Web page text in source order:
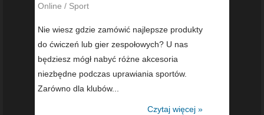
Online / Sport
Nie wiesz gdzie zamówić najlepsze produkty
do ćwiczeń lub gier zespołowych? U nas
będziesz mógł nabyć różne akcesoria
niezbędne podczas uprawiania sportów.
Zarówno dla klubów...
Czytaj więcej »